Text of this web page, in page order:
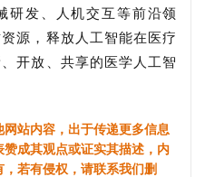
研发、人机交互等前沿领
源，释放人工智能在医疗
开放、共享的医学人工智
站内容，出于传递更多信息
成其观点或证实其描述，内
若有侵权，请联系我们删